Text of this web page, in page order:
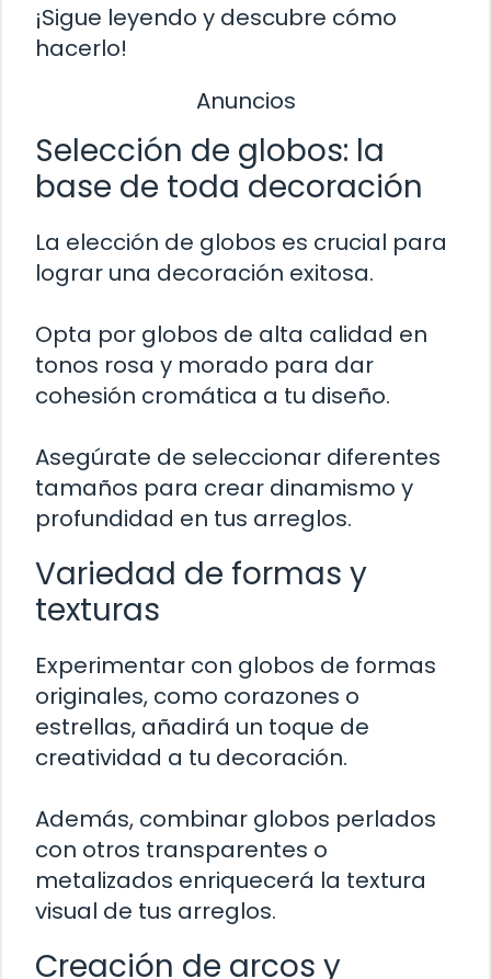
¡Sigue leyendo y descubre cómo
hacerlo!
Anuncios
Selección de globos: la
base de toda decoración
La elección de globos es crucial para
lograr una decoración exitosa.
Opta por globos de alta calidad en
tonos rosa y morado para dar
cohesión cromática a tu diseño.
Asegúrate de seleccionar diferentes
tamaños para crear dinamismo y
profundidad en tus arreglos.
Variedad de formas y
texturas
Experimentar con globos de formas
originales, como corazones o
estrellas, añadirá un toque de
creatividad a tu decoración.
Además, combinar globos perlados
con otros transparentes o
metalizados enriquecerá la textura
visual de tus arreglos.
Creación de arcos y